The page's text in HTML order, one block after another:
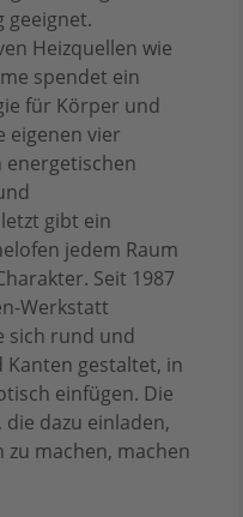
geeignet.
Heizquellen wie
spendet ein
für Körper und
eigenen vier
energetischen
gibt ein
jedem Raum
Seit 1987
Werkstatt
sich rund und
Kanten gestaltet, in
einfügen. Die
dazu einladen,
machen, machen